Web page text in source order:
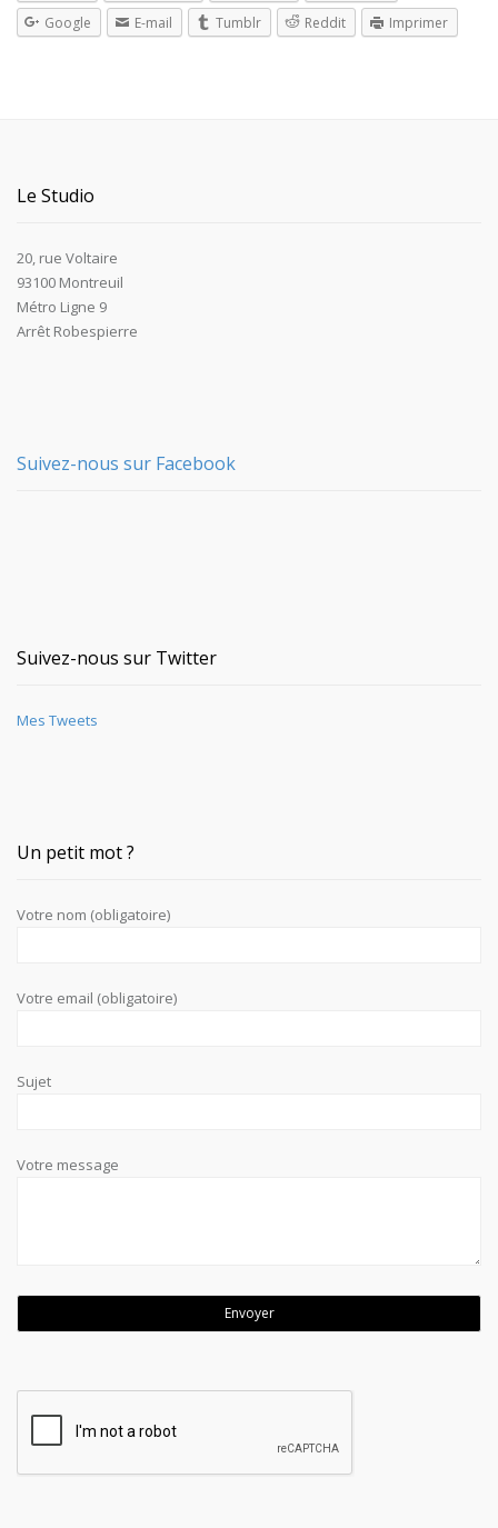
Google
E-mail Tumblr Reddit Imprimer
Le Studio
20, rue Voltaire
93100 Montreuil
Métro Ligne 9
Arrêt Robespierre
Suivez-nous sur Facebook
Suivez-nous sur Twitter
Mes Tweets
Un petit mot ?
Votre nom (obligatoire)
Votre email (obligatoire)
Sujet
Votre message